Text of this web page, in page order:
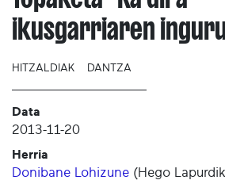
ikusgarriaren
HITZALDIAK DANTZA
Data
2013-11-20
Herria
Donibane Lohizune (Hego